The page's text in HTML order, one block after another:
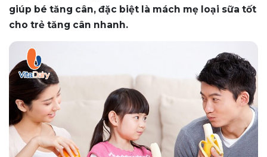
giúp bé tăng cân, đặc biệt là mách mẹ loại sữa tốt
cho trẻ tăng cân nhanh.